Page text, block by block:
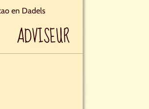
en Dadels
ADVISEUR